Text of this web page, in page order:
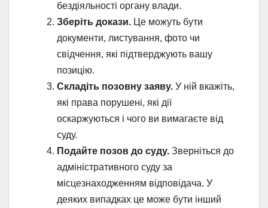
бездіяльності органу влади.
Зберіть докази. Це можуть бути
документи, листування, фото чи
свідчення, які підтверджують вашу
позицію.
Складіть позовну заяву. У ній вкажіть,
які права порушені, які дії
оскаржуються і чого ви вимагаєте від
суду.
Подайте позов до суду. Зверніться до
адміністративного суду за
місцезнаходженням відповідача. У
деяких випадках це може бути інший